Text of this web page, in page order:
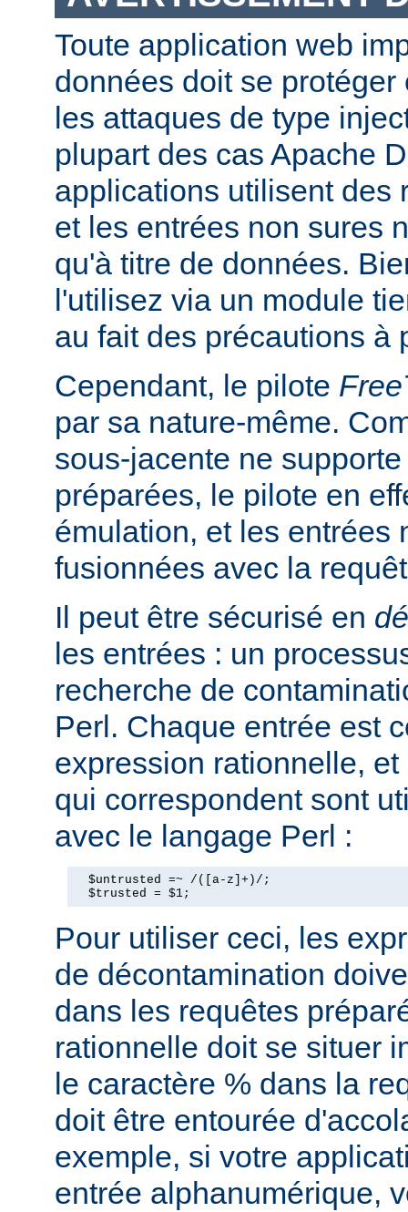
Toute application web
données doit se
les attaques de type
plupart des cas Apache
applications utilisent des
et les entrées non sures
qu'à titre de données.
l'utilisez via un module
au fait des précautions à
Cependant, le pilote
par sa nature-même.
sous-jacente ne
préparées, le pilote en
émulation, et les entrées
fusionnées avec la
Il peut être sécurisé en
les entrées : un
recherche de
Perl. Chaque entrée est
expression rationnelle,
qui correspondent sont
avec le langage Perl :
  $untrusted =~ /([a-z]+)/;
  $trusted = $1;
Pour utiliser ceci, les
de décontamination
dans les requêtes
rationnelle doit se situer
le caractère % dans la
doit être entourée
exemple, si votre
entrée alphanumérique,